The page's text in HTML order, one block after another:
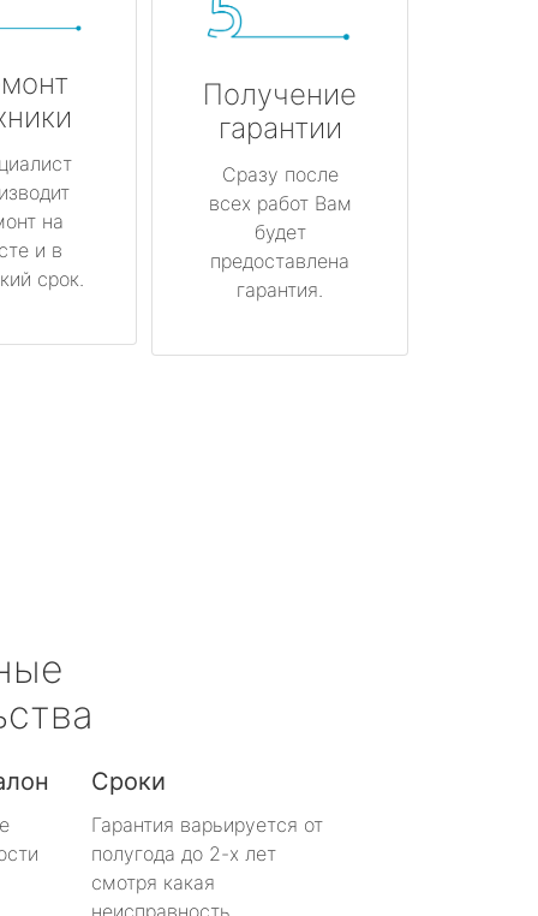
на
и в
срок.
Получение
гарантии
Сразу после
всех работ Вам
будет
предоставлена
гарантия.
Сроки
Гарантия варьируется от
полугода до 2-х лет
смотря какая
неисправность.